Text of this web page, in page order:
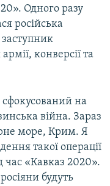
Одного разу
російська
заступник
конверсії та
на
війна. Зараз
море, Крим. Я
такої операції
час «Кавказ 2020».
будуть